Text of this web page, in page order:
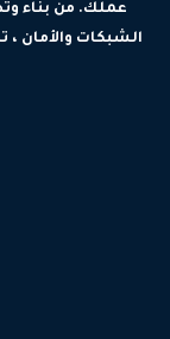
عملك. من بناء